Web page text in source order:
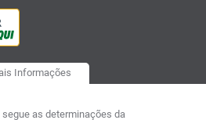
Informações
as determinações da